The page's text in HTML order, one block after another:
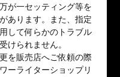
が一セッティング等を
あります。また、指定
して何らかのトラブル
けられません。
を販売店へご依頼の際
ーライターショップリ